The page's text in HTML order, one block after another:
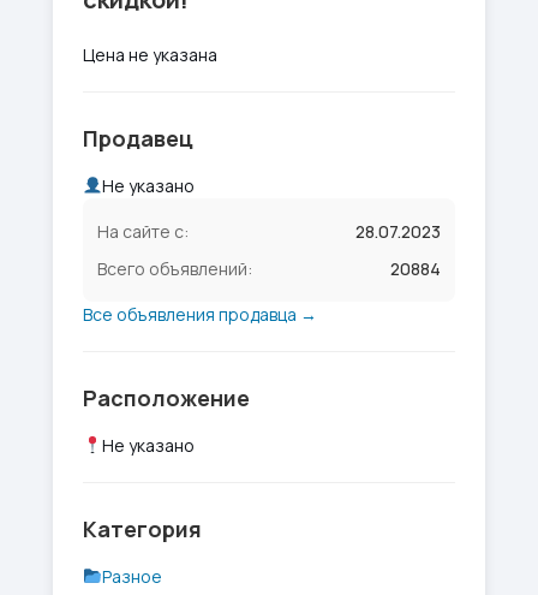
Цена не указана
Продавец
Не указано
На сайте с:
28.07.2023
Всего объявлений:
20884
Все объявления продавца →
Расположение
Не указано
Категория
Разное